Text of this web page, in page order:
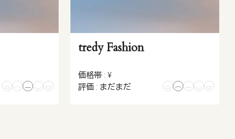
tredy Fashion
価格帯 : ¥
評価 : まだまだ